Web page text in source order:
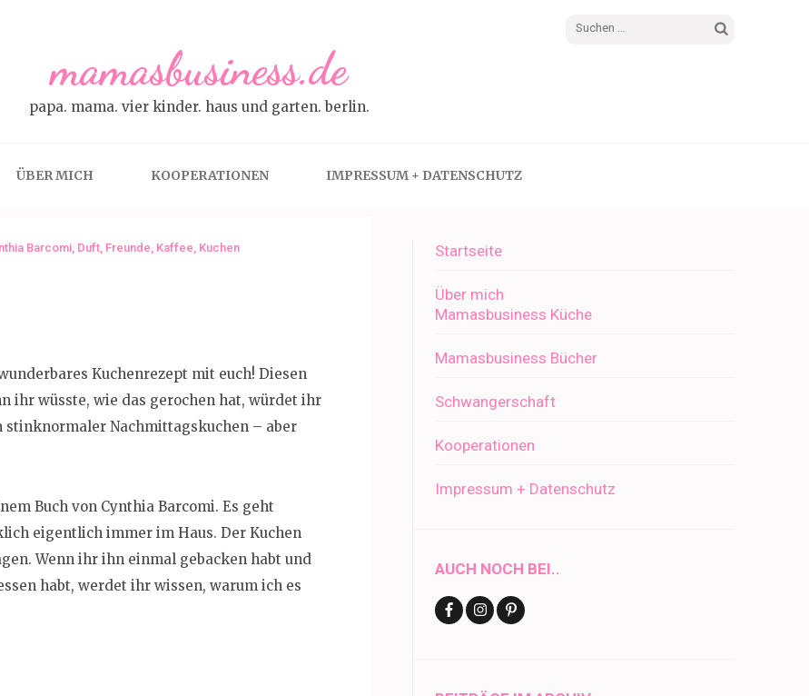
Suchen
mamasbusiness.de
papa. mama. vier kinder. haus und garten. berlin.
ÜBER MICH KOOPERATIONEN IMPRESSUM + DATENSCHUTZ
Barcomi, Duft, Freunde, Kaffee, Kuchen
Kuchenrezept mit euch! Diesen
ihr wüsste, wie das gerochen hat, würdet ihr
Nachmittagskuchen – aber
Buch von Cynthia Barcomi. Es geht
eigentlich immer im Haus. Der Kuchen
Wenn ihr ihn einmal gebacken habt und
habt, werdet ihr wissen, warum ich es
Startseite
Über mich
Mamasbusiness Küche
Mamasbusiness Bücher
Schwangerschaft
Kooperationen
Impressum + Datenschutz
AUCH NOCH BEI..